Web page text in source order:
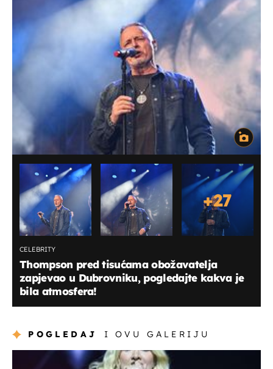
+27
CELEBRITY
Thompson pred tisućama obožavatelja
zapjevao u Dubrovniku, pogledajte kakva je
bila atmosfera!
POGLEDAJ I OVU GALERIJU